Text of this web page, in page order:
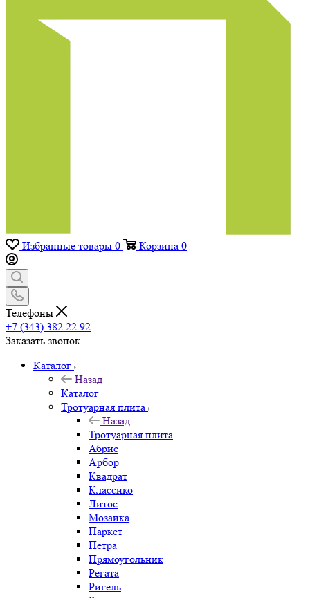
Избранные товары 0 Корзина 0
Телефоны
+7 (343) 382 22 92
Заказать звонок
Каталог
Назад
Каталог
Тротуарная плита
Назад
Тротуарная плита
Абрис
Арбор
Квадрат
Классико
Литос
Мозаика
Паркет
Петра
Прямоугольник
Регата
Ригель